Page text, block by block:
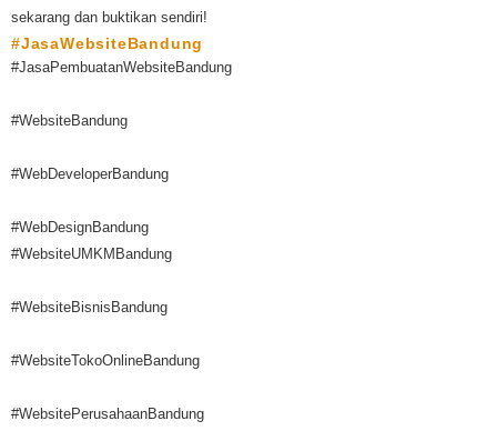
sekarang dan buktikan sendiri!
#JasaWebsiteBandung
#JasaPembuatanWebsiteBandung
#WebsiteBandung
#WebDeveloperBandung
#WebDesignBandung
#WebsiteUMKMBandung
#WebsiteBisnisBandung
#WebsiteTokoOnlineBandung
#WebsitePerusahaanBandung